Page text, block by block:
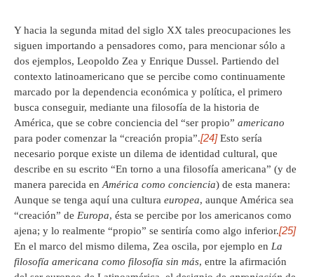
Y hacia la segunda mitad del siglo XX tales preocupaciones les
siguen importando a pensadores como, para mencionar sólo a
dos ejemplos, Leopoldo Zea y Enrique Dussel. Partiendo del
contexto latinoamericano que se percibe como continuamente
marcado por la dependencia económica y política, el primero
busca conseguir, mediante una filosofía de la historia de
América, que se cobre conciencia del “ser propio” americano
para poder comenzar la “creación propia”.[24]Esto sería
necesario porque existe un dilema de identidad cultural, que
describe en su escrito “En torno a una filosofía americana” (y de
manera parecida en América como conciencia) de esta manera:
Aunque se tenga aquí una cultura europea, aunque América sea
“creación” de Europa, ésta se percibe por los americanos como
ajena; y lo realmente “propio” se sentiría como algo inferior.[25]
En el marco del mismo dilema, Zea oscila, por ejemplo en La
filosofía americana como filosofía sin más, entre la afirmación